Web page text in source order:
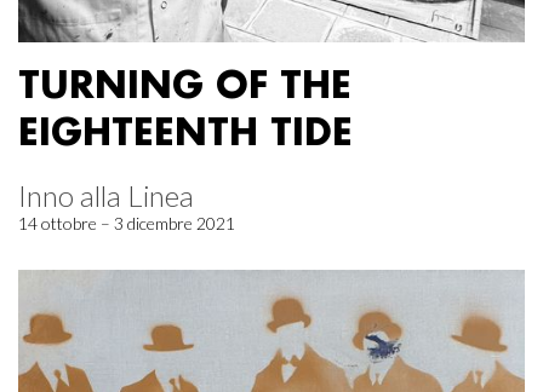
TURNING OF THE
EIGHTEENTH TIDE
Inno alla Linea
14 ottobre – 3 dicembre 2021